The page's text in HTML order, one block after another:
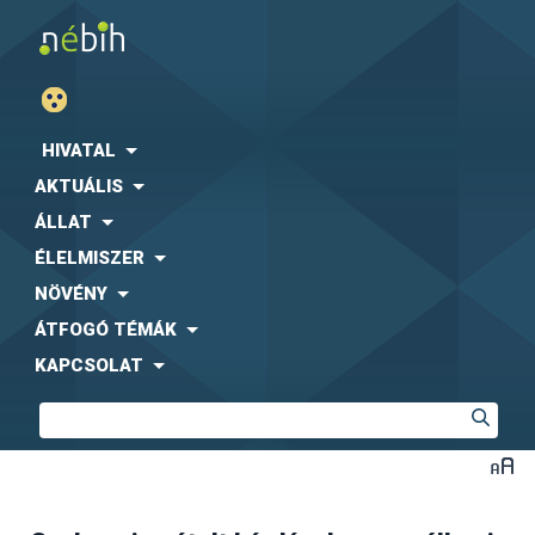
HIVATAL
AKTUÁLIS
ÁLLAT
ÉLELMISZER
NÖVÉNY
ÁTFOGÓ TÉMÁK
KAPCSOLAT